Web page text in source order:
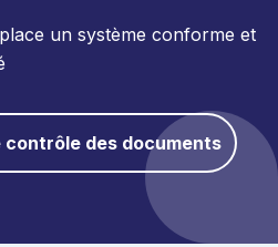
un système conforme et
contrôle des documents